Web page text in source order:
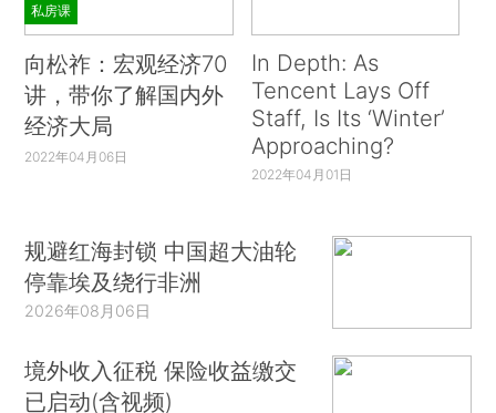
私房课
向松祚：宏观经济70
讲，带你了解国内外
经济大局
2022年04月06日
In Depth: As
Tencent Lays Off
Staff, Is Its ‘Winter’
Approaching?
2022年04月01日
规避红海封锁 中国超大油轮
停靠埃及绕行非洲
2026年08月06日
境外收入征税 保险收益缴交
已启动(含视频)